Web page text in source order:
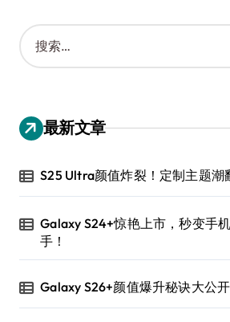
搜
索
：
最新文章
S25 Ultra颜值炸裂！定制主题潮
Galaxy S24+惊艳上市，秒变手
手！
Galaxy S26+颜值爆升秘诀大公开